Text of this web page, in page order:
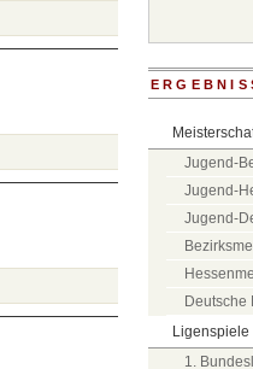
Jugend-
Jugend-
Jugend-
Deutsche
Ligenspiele
1.